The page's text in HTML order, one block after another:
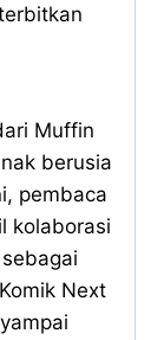
Muffin
berusia
pembaca
kolaborasi
Next